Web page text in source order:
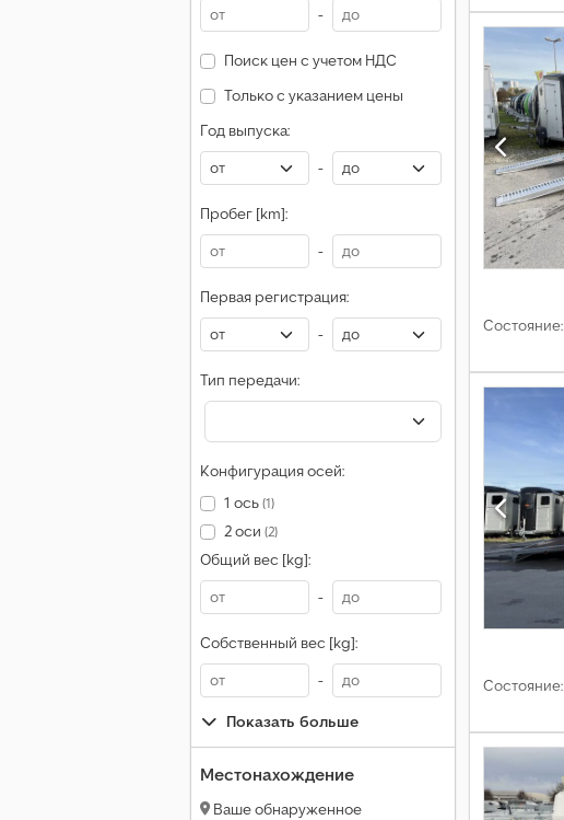
-
Поиск цен с учетом НДС
Только с указанием цены
Год выпуска:
-
Пробег [km]:
-
Первая регистрация:
-
Тип передачи:
Конфигурация осей:
1 ось(1)
2 оси (2)
Общий вес [kg]:
-
Собственный вес [kg]:
-
Показать больше
Местонахождение
Ваше обнаруженное
Состояние:
Состояние: